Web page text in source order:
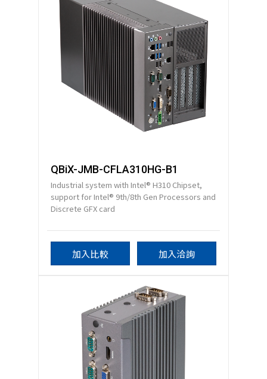
QBiX-JMB-CFLA310HG-B1
Industrial system with Intel® H310 Chipset,
support for Intel® 9th/8th Gen Processors and
Discrete GFX card
加入比較 加入洽詢